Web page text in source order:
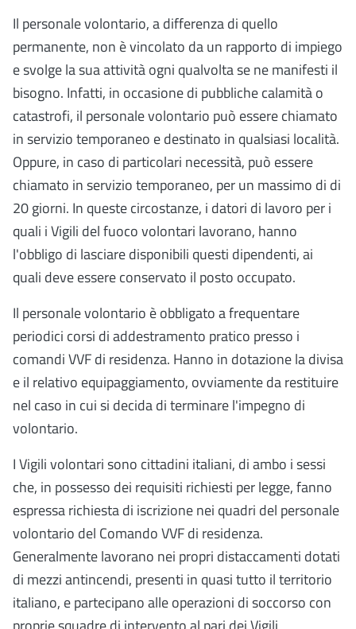
Il personale volontario, a differenza di quello
permanente, non è vincolato da un rapporto di impiego
e svolge la sua attività ogni qualvolta se ne manifesti il
bisogno. Infatti, in occasione di pubbliche calamità o
catastrofi, il personale volontario può essere chiamato
in servizio temporaneo e destinato in qualsiasi località.
Oppure, in caso di particolari necessità, può essere
chiamato in servizio temporaneo, per un massimo di di
20 giorni. In queste circostanze, i datori di lavoro per i
quali i Vigili del fuoco volontari lavorano, hanno
l'obbligo di lasciare disponibili questi dipendenti, ai
quali deve essere conservato il posto occupato.
Il personale volontario è obbligato a frequentare
periodici corsi di addestramento pratico presso i
comandi VVF di residenza. Hanno in dotazione la divisa
e il relativo equipaggiamento, ovviamente da restituire
nel caso in cui si decida di terminare l'impegno di
volontario.
I Vigili volontari sono cittadini italiani, di ambo i sessi
che, in possesso dei requisiti richiesti per legge, fanno
espressa richiesta di iscrizione nei quadri del personale
volontario del Comando VVF di residenza.
Generalmente lavorano nei propri distaccamenti dotati
di mezzi antincendi, presenti in quasi tutto il territorio
italiano, e partecipano alle operazioni di soccorso con